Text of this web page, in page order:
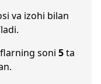
va izohi bilan
soni 5ta